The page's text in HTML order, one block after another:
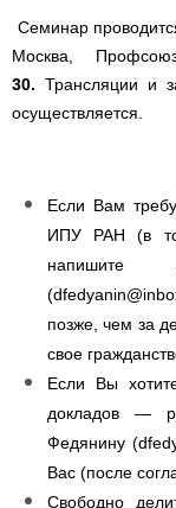
Семинар
Москва,
30. Трансляции и
осуществляется.
Если Вам
ИПУ РАН (в
напишите
(
позже, чем за
свое
Если Вы
докладов —
Федянину (
Вас (после
Свободно